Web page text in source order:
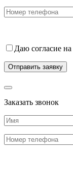
Даю согласие на
Заказать звонок